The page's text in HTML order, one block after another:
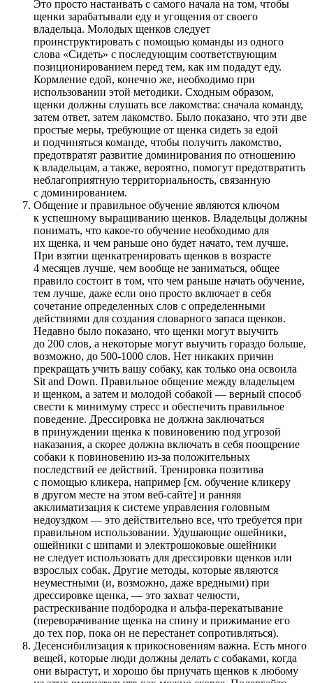
Это просто настаивать с самого начала на том, чтобы
щенки зарабатывали еду и угощения от своего
владельца. Молодых щенков следует
проинструктировать с помощью команды из одного
слова «Сидеть» с последующим соответствующим
позиционированием перед тем, как им подадут еду.
Кормление едой, конечно же, необходимо при
использовании этой методики. Сходным образом,
щенки должны слушать все лакомства: сначала команду,
затем ответ, затем лакомство. Было показано, что эти две
простые меры, требующие от щенка сидеть за едой
и подчиняться команде, чтобы получить лакомство,
предотвратят развитие доминирования по отношению
к владельцам, а также, вероятно, помогут предотвратить
неблагоприятную территориальность, связанную
с доминированием.
Общение и правильное обучение являются ключом
к успешному выращиванию щенков. Владельцы должны
понимать, что какое-то обучение необходимо для
их щенка, и чем раньше оно будет начато, тем лучше.
При взятии щенкатренировать щенков в возрасте
4 месяцев лучше, чем вообще не заниматься, общее
правило состоит в том, что чем раньше начать обучение,
тем лучше, даже если оно просто включает в себя
сочетание определенных слов с определенными
действиями для создания словарного запаса щенков.
Недавно было показано, что щенки могут выучить
до 200 слов, а некоторые могут выучить гораздо больше,
возможно, до 500-1000 слов. Нет никаких причин
прекращать учить вашу собаку, как только она освоила
Sit and Down. Правильное общение между владельцем
и щенком, а затем и молодой собакой — верный способ
свести к минимуму стресс и обеспечить правильное
поведение. Дрессировка не должна заключаться
в принуждении щенка к повиновению под угрозой
наказания, а скорее должна включать в себя поощрение
собаки к повиновению из-за положительных
последствий ее действий. Тренировка позитива
с помощью кликера, например [см. обучение кликеру
в другом месте на этом веб-сайте] и ранняя
акклиматизация к системе управления головным
недоуздком — это действительно все, что требуется при
правильном использовании. Удушающие ошейники,
ошейники с шипами и электрошоковые ошейники
не следует использовать для дрессировки щенков или
взрослых собак. Другие методы, которые являются
неуместными (и, возможно, даже вредными) при
дрессировке щенка, — это захват челюсти,
растрескивание подбородка и альфа-перекатывание
(переворачивание щенка на спину и прижимание его
до тех пор, пока он не перестанет сопротивляться).
Десенсибилизация к прикосновениям важна. Есть много
вещей, которые люди должны делать с собаками, когда
они вырастут, и хорошо бы приучать щенков к любому